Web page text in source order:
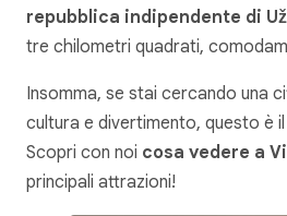
repubblica indipendente di
tre chilometri quadrati,
Insomma, se stai cercando una
cultura e divertimento, questo è
Scopri con noi cosa vedere a
principali attrazioni!